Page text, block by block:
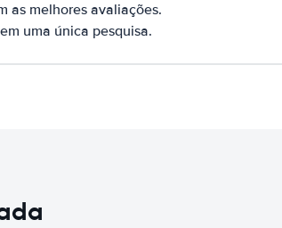
as melhores avaliações.
uma única pesquisa.